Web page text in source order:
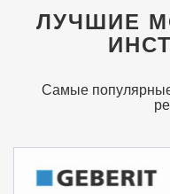
ЛУЧШИЕ
Самые